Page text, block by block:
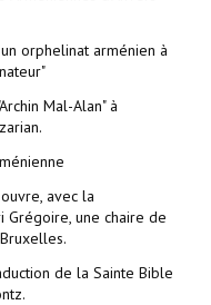
orphelinat arménien à
Mal-Alan" à
avec la
une chaire de
de la Sainte Bible